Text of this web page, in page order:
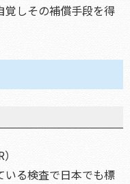
覚しその補償手段を得
る検査で日本でも標